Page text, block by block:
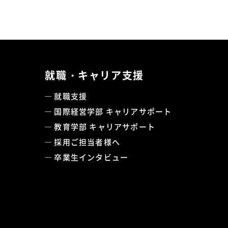
就職・キャリア支援
就職支援
国際経営学部 キャリアサポート
教育学部 キャリアサポート
採用ご担当者様へ
卒業生インタビュー